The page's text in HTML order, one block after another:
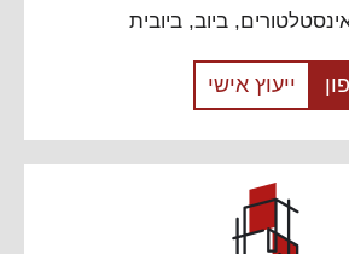
ביוב, ביובית
ייעוץ אישי